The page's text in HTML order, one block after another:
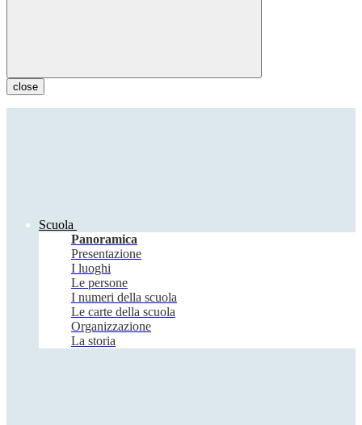
close
Scuola
Panoramica
Presentazione
I luoghi
Le persone
I numeri della scuola
Le carte della scuola
Organizzazione
La storia